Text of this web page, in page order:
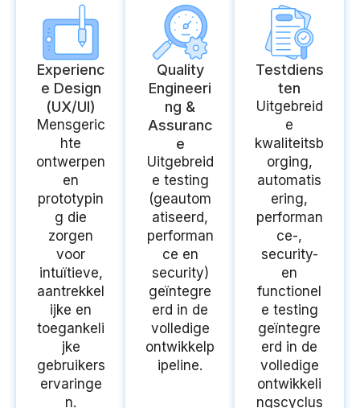
Experienc
e Design
(UX/UI)
Mensgeric
hte
ontwerpen
en
prototypin
g die
zorgen
voor
intuïtieve,
aantrekkel
ijke en
toegankeli
jke
gebruikers
ervaringe
n.
Quality
Engineeri
ng &
Assuranc
e
Uitgebreid
e testing
(geautom
atiseerd,
performan
ce en
security)
geïntegre
erd in de
volledige
ontwikkelp
ipeline.
Testdiens
ten
Uitgebreid
e
kwaliteitsb
orging,
automatis
ering,
performan
ce-,
security-
en
functionel
e testing
geïntegre
erd in de
volledige
ontwikkeli
ngscyclus